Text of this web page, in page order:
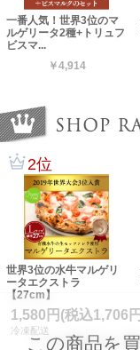
この商品を
1,580円(税込1,706
冷凍配送